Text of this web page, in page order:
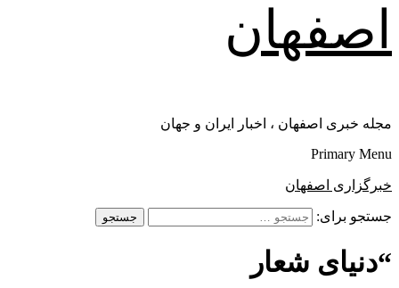
اصفهان
مجله خبری اصفهان ، اخبار ایران و جهان
Primary Menu
خبرگزاری اصفهان
جستجو برای:
“دنیای شعار